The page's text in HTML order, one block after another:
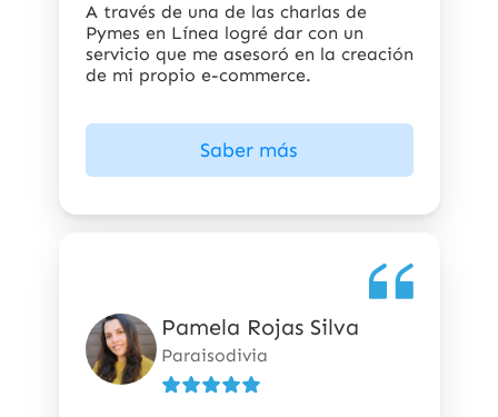
A través de una de las charlas de
Pymes en Línea logré dar con un
servicio que me asesoró en la creación
de mi propio e-commerce.
Saber más
Pamela Rojas Silva
Paraisodivia
5
de
5